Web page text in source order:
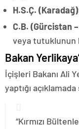
H.S.Ç.
C.B. (Gürcistan
veya tutuklunun
Bakan
İçişleri Bakanı Ali
yaptığı
“Kırmızı